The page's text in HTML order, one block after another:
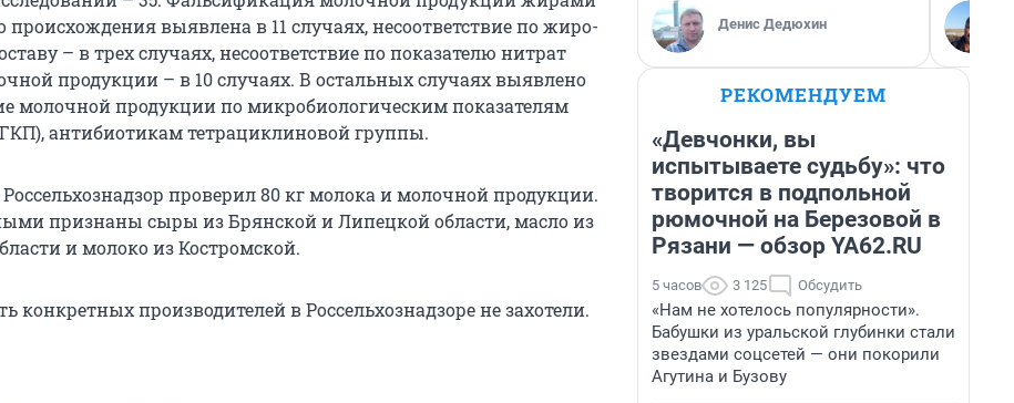
происхождения выявлена в 11 случаях, несоответствие по жиро-
– в трех случаях, несоответствие по показателю нитрат
продукции – в 10 случаях. В остальных случаях выявлено
молочной продукции по микробиологическим показателям
антибиотикам тетрациклиновой группы.
проверил 80 кг молока и молочной продукции.
признаны сыры из Брянской и Липецкой области, масло из
и молоко из Костромской.
конкретных производителей в Россельхознадзоре не захотели.
Денис Дедюхин
РЕКОМЕНДУЕМ
«Девчонки, вы
испытываете судьбу»: что
творится в подпольной
рюмочной на Березовой в
Рязани — обзор YA62.RU
5 часов 3 125 Обсудить
«Нам не хотелось популярности».
Бабушки из уральской глубинки стали
звездами соцсетей — они покорили
Агутина и Бузову